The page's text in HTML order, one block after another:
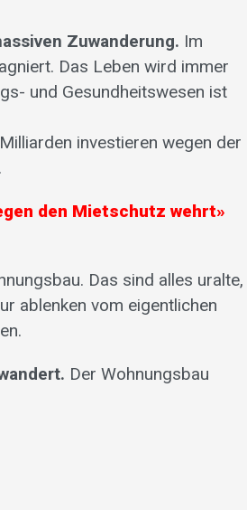
Zuwanderung. Im
Das Leben wird immer
und Gesundheitswesen ist
investieren wegen der
den Mietschutz wehrt»
Das sind alles uralte,
ablenken vom eigentlichen
Der Wohnungsbau